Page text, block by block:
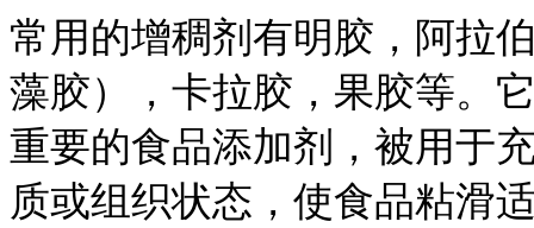
常用的增稠剂有明胶，阿拉
藻胶），卡拉胶，果胶等。
重要的食品添加剂，被用于
质或组织状态，使食品粘滑